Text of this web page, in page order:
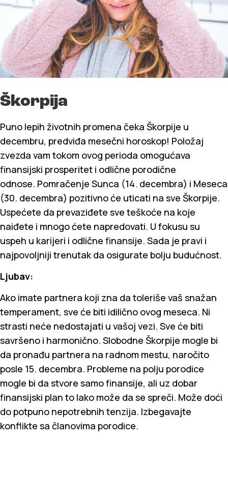
Škorpija
Puno lepih životnih promena čeka Škorpije u
decembru, predviđa mesečni horoskop! Položaj
zvezda vam tokom ovog perioda omogućava
finansijski prosperitet i odlične porodične
odnose. Pomračenje Sunca (14. decembra) i Meseca
(30. decembra) pozitivno će uticati na sve Škorpije.
Uspećete da prevaziđete sve teškoće na koje
naiđete i mnogo ćete napredovati. U fokusu su
uspeh u karijeri i odlične finansije. Sada je pravi i
najpovoljniji trenutak da osigurate bolju budućnost.
Ljubav:
Ako imate partnera koji zna da toleriše vaš snažan
temperament, sve će biti idilično ovog meseca. Ni
strasti neće nedostajati u vašoj vezi. Sve će biti
savršeno i harmonično. Slobodne Škorpije mogle bi
da pronađu partnera na radnom mestu, naročito
posle 15. decembra. Probleme na polju porodice
mogle bi da stvore samo finansije, ali uz dobar
finansijski plan to lako može da se spreči. Može doći
do potpuno nepotrebnih tenzija. Izbegavajte
konflikte sa članovima porodice.